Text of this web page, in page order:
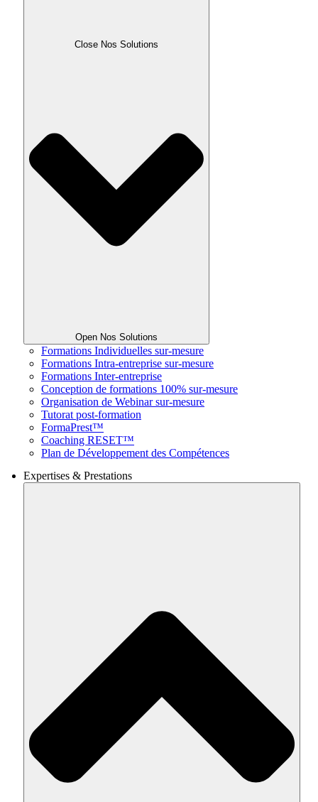
Close Nos Solutions
Open Nos Solutions
Formations Individuelles sur-mesure
Formations Intra-entreprise sur-mesure
Formations Inter-entreprise
Conception de formations 100% sur-mesure
Organisation de Webinar sur-mesure
Tutorat post-formation
FormaPrest™
Coaching RESET™
Plan de Développement des Compétences
Expertises & Prestations